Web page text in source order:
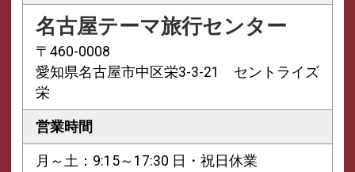
名古屋テーマ旅行センター
〒460-0008
愛知県名古屋市中区栄3-3-21 セントライズ
栄
営業時間
月～土：9:15～17:30 日・祝日休業